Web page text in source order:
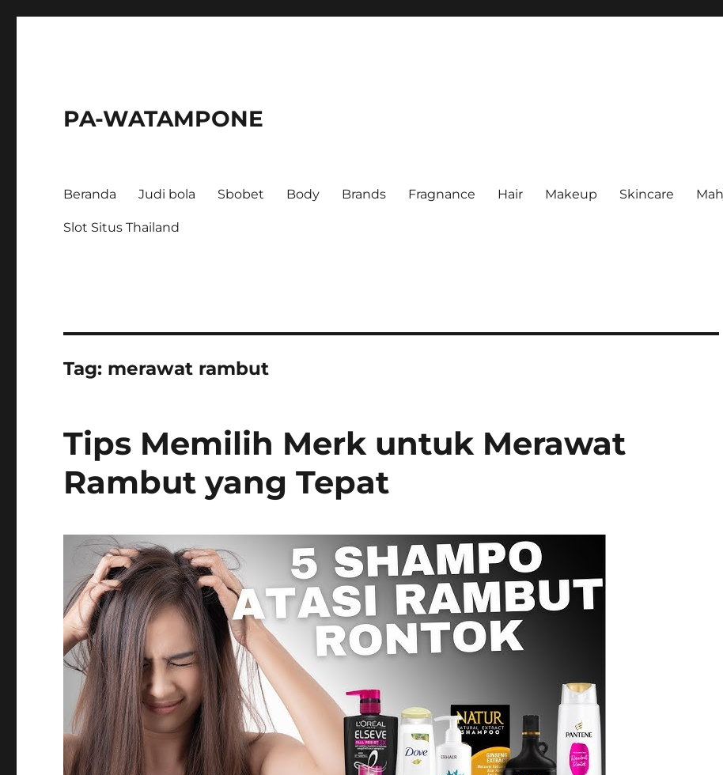
PA-WATAMPONE
Beranda Judi bola Sbobet Body Brands Fragnance Hair Makeup Skincare
Slot Situs Thailand
Tag: merawat rambut
Tips Memilih Merk untuk Merawat
Rambut yang Tepat